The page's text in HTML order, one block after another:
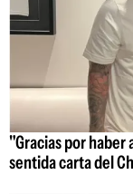
"Gracias por haber
sentida carta del